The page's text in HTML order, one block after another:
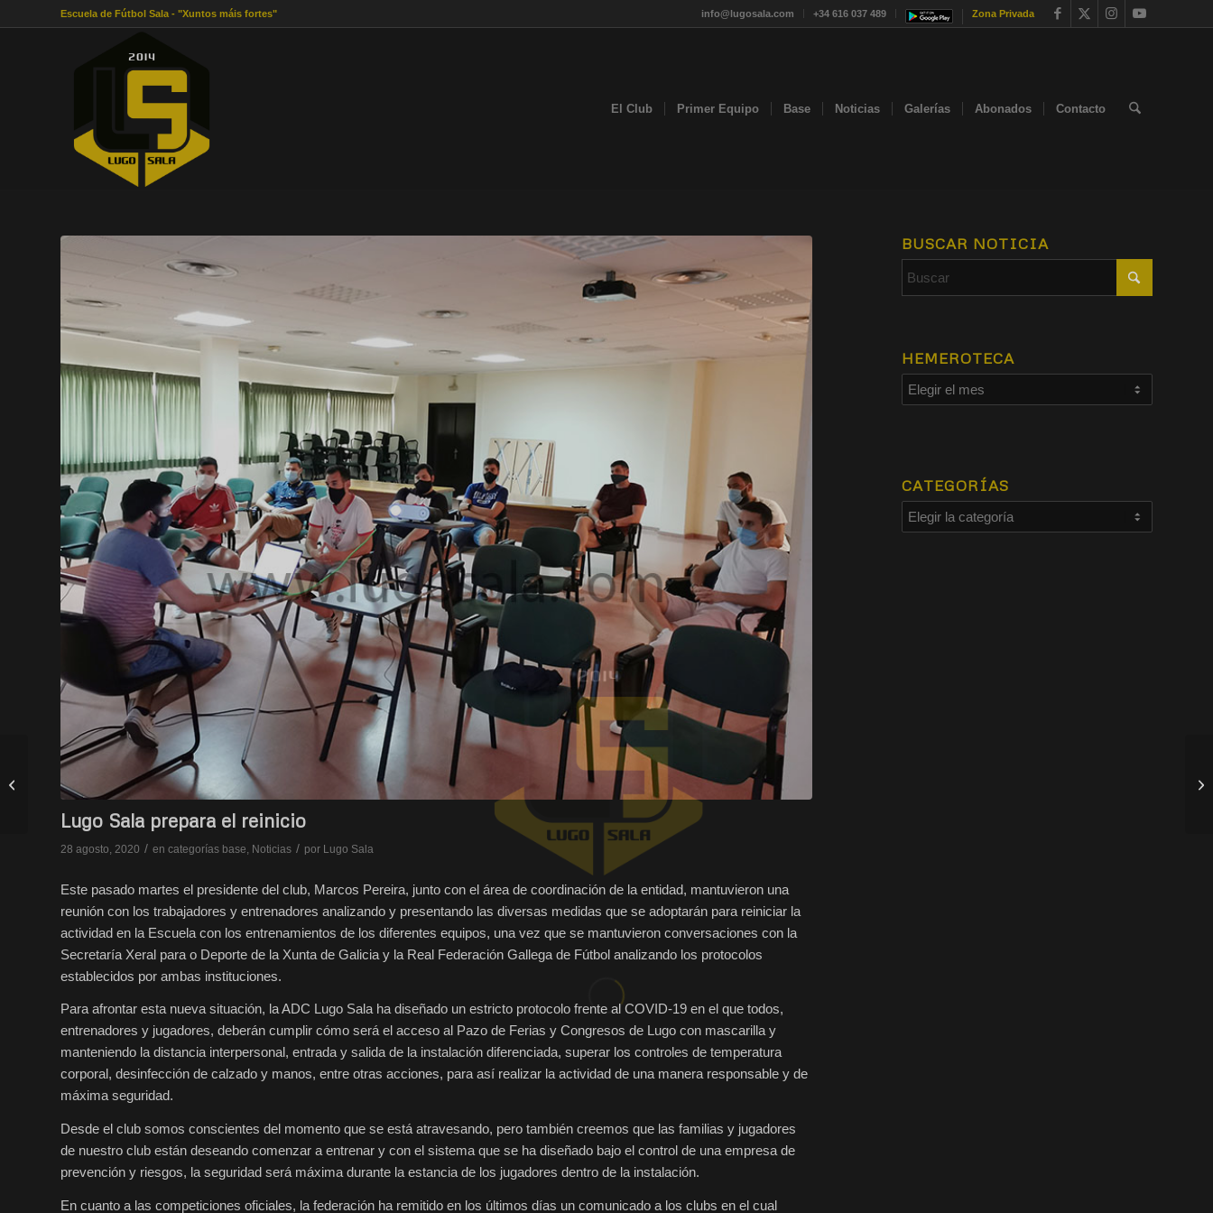
info@lugosala.com +34 616 037 489 Zona Privada
Escuela de Fútbol Sala - "Xuntos máis fortes"
El Club Primer Equipo Base Noticias Galerías Abonados Contacto
Lugo Sala prepara el reinicio
28 agosto, 2020 / en categorías base, Noticias / por Lugo Sala
Este pasado martes el presidente del club, Marcos Pereira, junto con el área de coordinación de la entidad, mantuvieron una
reunión con los trabajadores y entrenadores analizando y presentando las diversas medidas que se adoptarán para reiniciar la
actividad en la Escuela con los entrenamientos de los diferentes equipos, una vez que se mantuvieron conversaciones con la
Secretaría Xeral para o Deporte de la Xunta de Galicia y la Real Federación Gallega de Fútbol analizando los protocolos
establecidos por ambas instituciones.
Para afrontar esta nueva situación, la ADC Lugo Sala ha diseñado un estricto protocolo frente al COVID-19 en el que todos,
entrenadores y jugadores, deberán cumplir cómo será el acceso al Pazo de Ferias y Congresos de Lugo con mascarilla y
manteniendo la distancia interpersonal, entrada y salida de la instalación diferenciada, superar los controles de temperatura
corporal, desinfección de calzado y manos, entre otras acciones, para así realizar la actividad de una manera responsable y de
máxima seguridad.
Desde el club somos conscientes del momento que se está atravesando, pero también creemos que las familias y jugadores
de nuestro club están deseando comenzar a entrenar y con el sistema que se ha diseñado bajo el control de una empresa de
prevención y riesgos, la seguridad será máxima durante la estancia de los jugadores dentro de la instalación.
En cuanto a las competiciones oficiales, la federación ha remitido en los últimos días un comunicado a los clubs en el cual
BUSCAR NOTICIA
HEMEROTECA
CATEGORÍAS
Elena y Lucía cierran
plantilla del Lugo Sala
femenino